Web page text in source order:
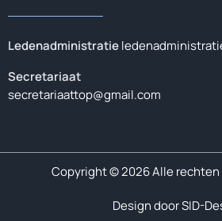
Ledenadministratie
Secretariaat
secretariaattop@gmail.com
Copyright © 2026 Alle
Design door SID-